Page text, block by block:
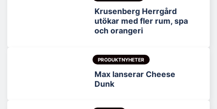
Krusenberg Herrgård
utökar med fler rum, spa
och orangeri
PRODUKTNYHETER
Max lanserar Cheese
Dunk